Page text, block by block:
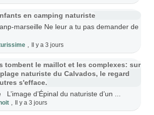
en camping naturiste
marseille Ne leur a tu pas demander de
Il y a 3 jours
tombent le maillot et les complexes: sur
naturiste du Calvados, le regard
s'efface.
L’image d’Épinal du naturiste d’un ...
Il y a 3 jours